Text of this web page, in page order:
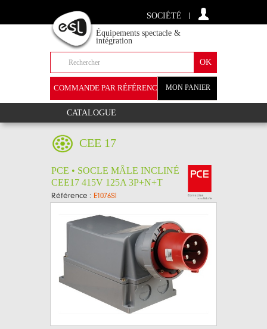
SOCIÉTÉ
Équipements spectacle &
intégration
MON PANIER
COMMANDE PAR RÉFÉRENCE
CATALOGUE
CEE 17
PCE • SOCLE MÂLE INCLINÉ
CEE17 415V 125A 3P+N+T
Référence : E1076SI